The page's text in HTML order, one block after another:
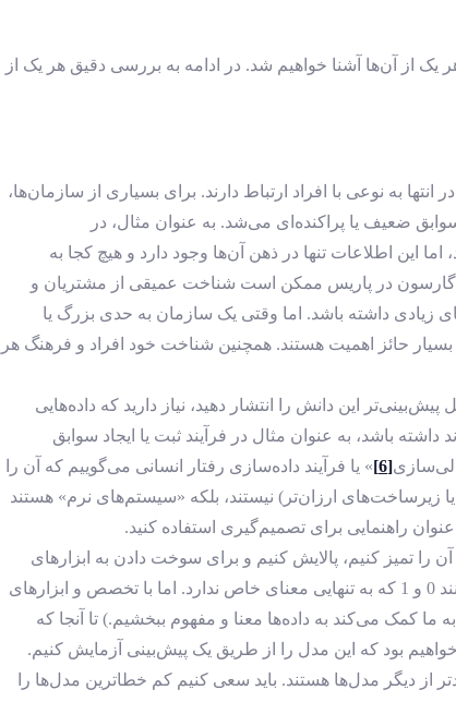
یک از آن‌ها آشنا خواهیم شد. در ادامه به بررسی دقیق هر یک از
به نوعی با افراد ارتباط دارند. برای بسیاری از سازمان‌ها،
ضعیف یا پراکنده‌ای می‌شد. به عنوان مثال، در
این اطلاعات تنها در ذهن آن‌ها وجود دارد و هیچ کجا به
گارسون در پاریس ممکن است شناخت عمیقی از مشتریان و
اینکه نیاز به فناوری یا داده‌های زیادی داشته باشد. اما وقتی یک سازمان به حدی بزرگ یا
حائز اهمیت هستند. همچنین شناخت خود افراد و فرهنگ هر
این دانش را انتشار دهید، نیاز دارید که داده‌هایی
باشد، به عنوان مثال در فرآیند ثبت یا ایجاد سوابق
[6]
» یا فرآیند داده‌سازی رفتار انسانی می‌گوییم که آن را
یا زیرساخت‌های ارزان‌تر) نیستند، بلکه «سیستم‌های نرم» هستند
راهنمایی برای تصمیم‌گیری استفاده کنید.
را تمیز کنیم، پالایش کنیم و برای سوخت دادن به ابزارهای
، هر داده‌ای بی‌فایده خواهد بود، درست مانند 0 و 1 که به تنهایی معنای خاص ندارد. اما با تخصص و ابزارهای
کمک می‌کند به داده‌ها معنا و مفهوم ببخشیم.) تا آنجا که
بود که این مدل را از طریق یک پیش‌بینی آزمایش کنیم.
دیگر مدل‌ها هستند. باید سعی کنیم کم خطاترین مدل‌ها را